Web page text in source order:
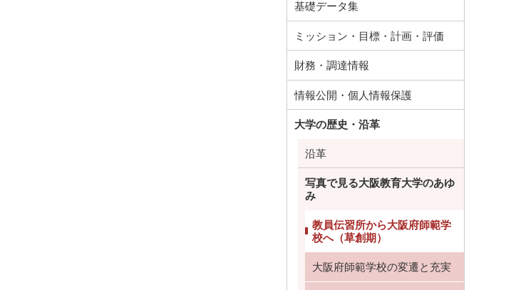
基礎データ集
ミッション・目標・計画・評価
財務・調達情報
情報公開・個人情報保護
大学の歴史・沿革
沿革
写真で見る大阪教育大学のあゆ
み
教員伝習所から大阪府師範学
校へ（草創期）
大阪府師範学校の変遷と充実